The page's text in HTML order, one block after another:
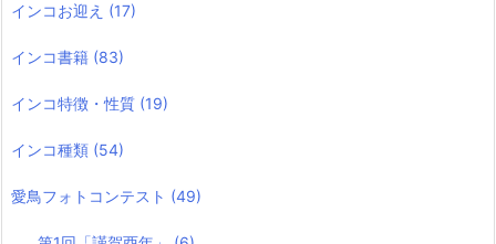
インコお迎え (17)
インコ書籍 (83)
インコ特徴・性質 (19)
インコ種類 (54)
愛鳥フォトコンテスト (49)